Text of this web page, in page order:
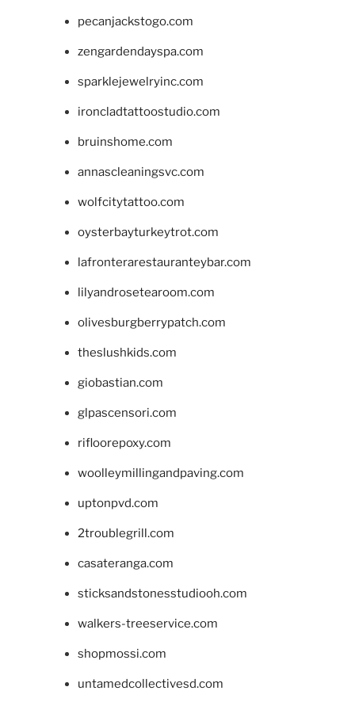
pecanjackstogo.com
zengardendayspa.com
sparklejewelryinc.com
ironcladtattoostudio.com
bruinshome.com
annascleaningsvc.com
wolfcitytattoo.com
oysterbayturkeytrot.com
lafronterarestauranteybar.com
lilyandrosetearoom.com
olivesburgberrypatch.com
theslushkids.com
giobastian.com
glpascensori.com
rifloorepoxy.com
woolleymillingandpaving.com
uptonpvd.com
2troublegrill.com
casateranga.com
sticksandstonesstudiooh.com
walkers-treeservice.com
shopmossi.com
untamedcollectivesd.com